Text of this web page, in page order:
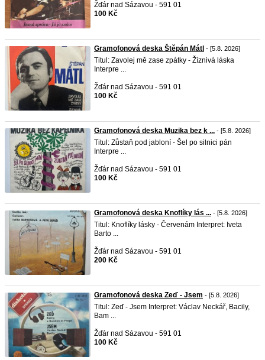
Žďár nad Sázavou - 591 01
100 Kč
Gramofonová deska Štěpán Mátl - [5.8. 2026]
Titul: Zavolej mě zase zpátky - Žíznivá láska
Interpre ...
Žďár nad Sázavou - 591 01
100 Kč
Gramofonová deska Muzika bez k ... - [5.8. 2026]
Titul: Zůstaň pod jabloní - Šel po silnici pán
Interpre ...
Žďár nad Sázavou - 591 01
100 Kč
Gramofonová deska Knoflíky lás ... - [5.8. 2026]
Titul: Knoflíky lásky - Červenám Interpret: Iveta
Barto ...
Žďár nad Sázavou - 591 01
200 Kč
Gramofonová deska Zeď - Jsem - [5.8. 2026]
Titul: Zeď - Jsem Interpret: Václav Neckář, Bacily,
Bam ...
Žďár nad Sázavou - 591 01
100 Kč